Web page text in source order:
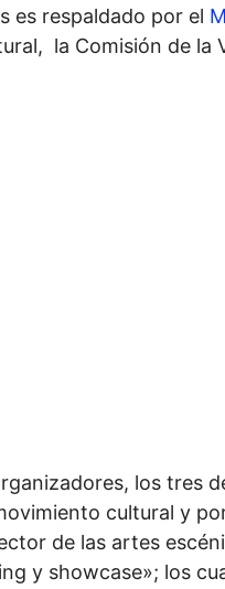
es respaldado por el
la Comisión de la
los tres
cultural y
de las artes
y showcase»; los